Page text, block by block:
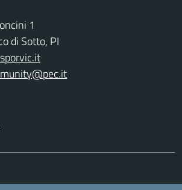
1
di Sotto, PI